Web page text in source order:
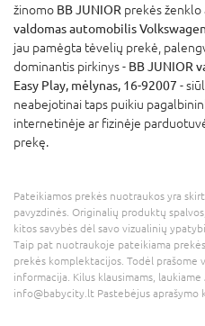
žinomo BB JUNIOR prekės
valdomas automobilis
jau pamėgta tėvelių prekė,
dominantis pirkinys - BB JUNIOR
Easy Play, mėlynas, 16-92007 -
neabejotinai taps puikiu
internetinėje ar fizinėje
prekę.
Pateikiamos prekės nuotraukos yra
pavyzdinės. Originalių produktų
kitos savybės dėl savo vizualinių
Taip pat nuotraukoje pateikiama
prekės komplektacijos. Todėl prašome
informacija. Kilus klausimams,
info@babycity.lt Pastebėjus aprašymo